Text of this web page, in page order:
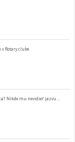
Rotary clube
Nikde mu nevidieť jazvu…